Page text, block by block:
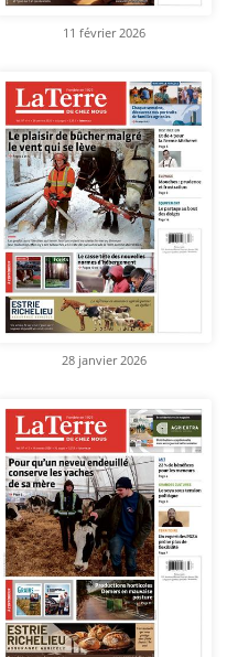
11 février 2026
28 janvier 2026